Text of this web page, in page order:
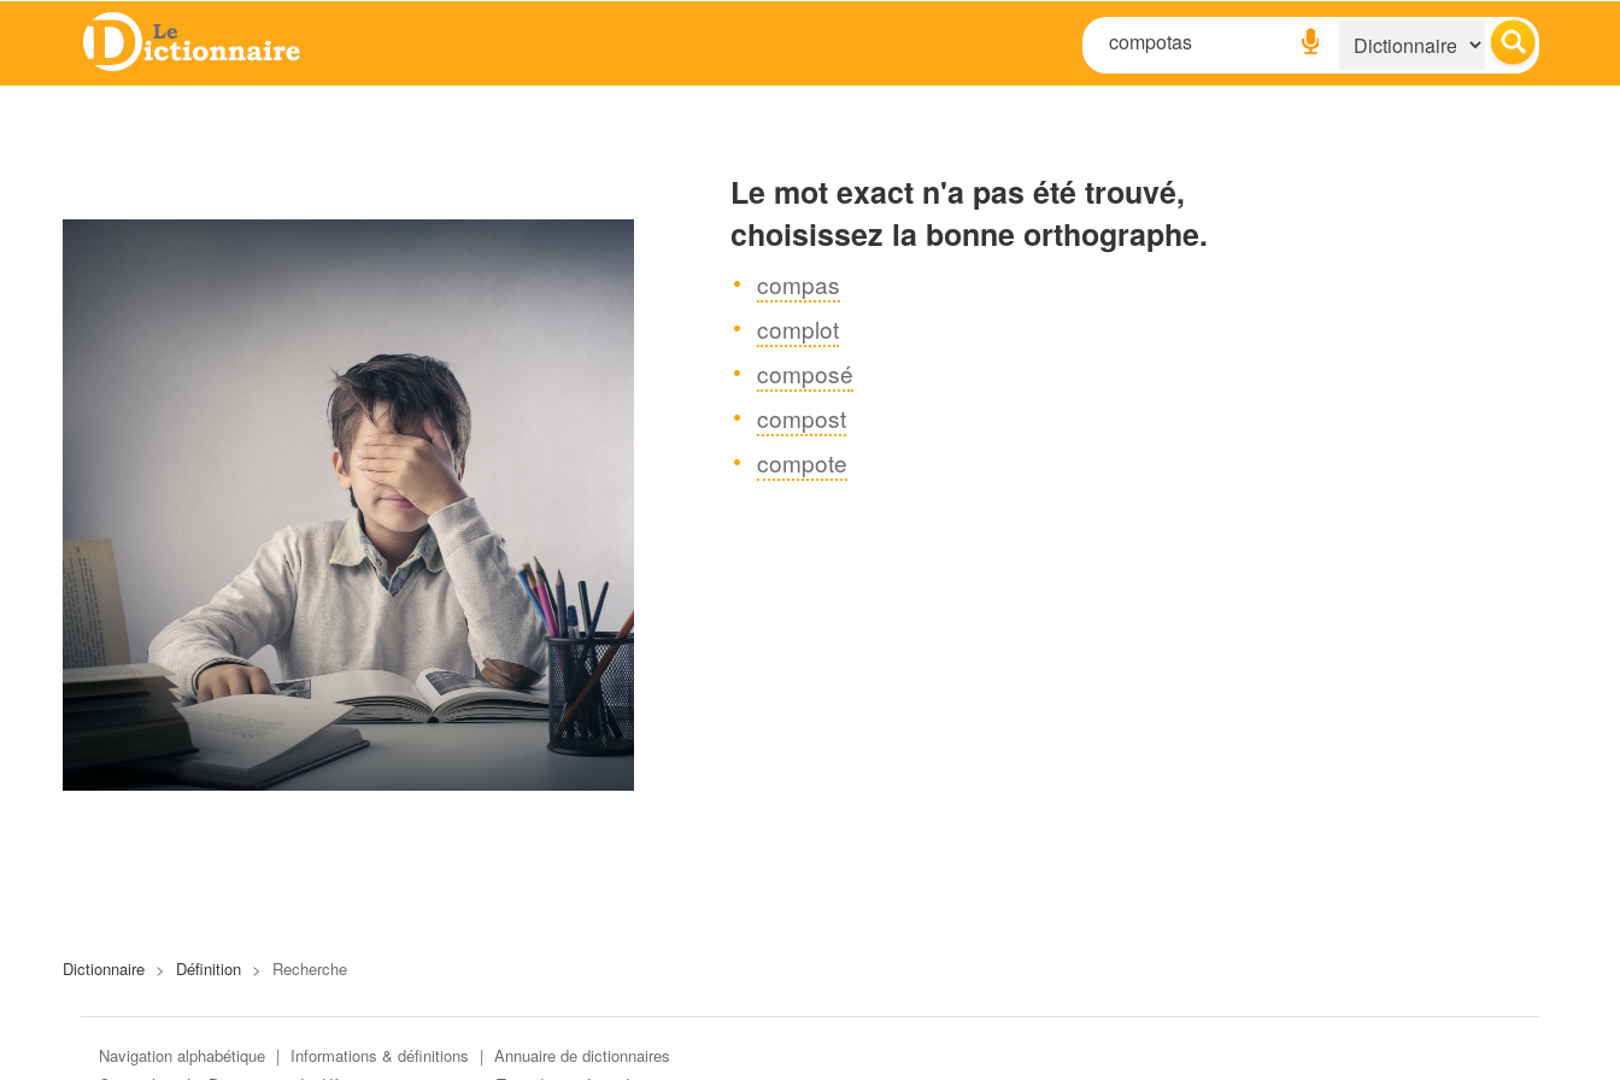
Le mot exact n'a pas été trouvé,
choisissez la bonne orthographe.
compas
complot
composé
compost
compote
Dictionnaire > Définition > Recherche
Navigation alphabétique | Informations & définitions | Annuaire de dictionnaires